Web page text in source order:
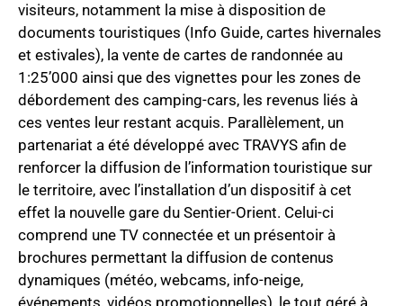
visiteurs, notamment la mise à disposition de
documents touristiques (Info Guide, cartes hivernales
et estivales), la vente de cartes de randonnée au
1:25’000 ainsi que des vignettes pour les zones de
débordement des camping-cars, les revenus liés à
ces ventes leur restant acquis. Parallèlement, un
partenariat a été développé avec TRAVYS afin de
renforcer la diffusion de l’information touristique sur
le territoire, avec l’installation d’un dispositif à cet
effet la nouvelle gare du Sentier-Orient. Celui-ci
comprend une TV connectée et un présentoir à
brochures permettant la diffusion de contenus
dynamiques (météo, webcams, info-neige,